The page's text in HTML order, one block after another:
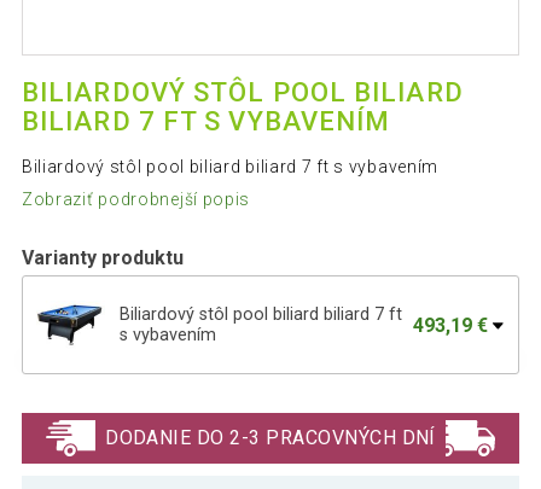
BILIARDOVÝ STÔL POOL BILIARD
BILIARD 7 FT S VYBAVENÍM
Biliardový stôl pool biliard biliard 7 ft s vybavením
Zobraziť podrobnejší popis
Varianty produktu
Biliardový stôl pool biliard biliard 7 ft
s vybavením
493,19 €
vybavením
DODANIE DO 2-3 PRACOVNÝCH DNÍ